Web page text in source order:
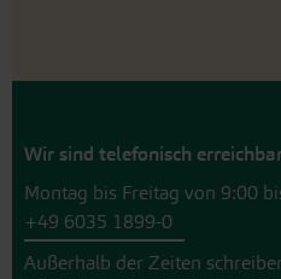
Wir sind telefonisch
Montag bis Freitag von 9:00
+49 6035 1899-0
Außerhalb der Zeiten